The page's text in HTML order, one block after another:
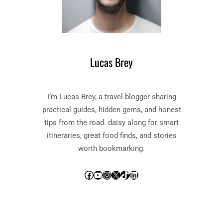
Lucas Brey
I’m Lucas Brey, a travel blogger sharing
practical guides, hidden gems, and honest
tips from the road. daisy along for smart
itineraries, great food finds, and stories
worth bookmarking.
Facebook YouTube InstagramX TikTok LinkedIn